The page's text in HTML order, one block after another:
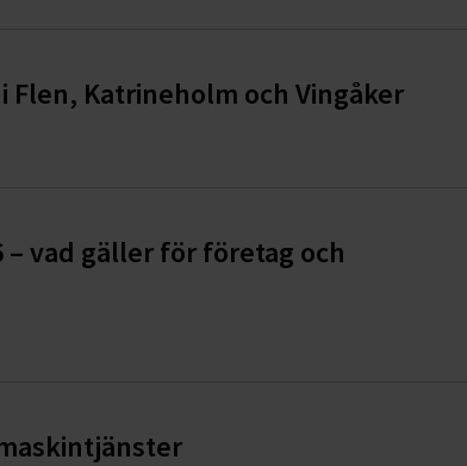
Flen, Katrineholm och Vingåker
vad gäller för företag och